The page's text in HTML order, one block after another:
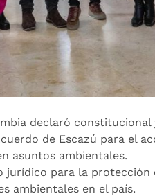
declaró constitucional
de Escazú para el
asuntos ambientales.
jurídico para la protección
ambientales en el país.